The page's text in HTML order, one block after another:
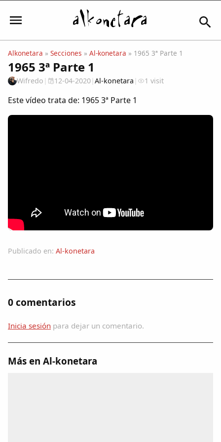
Iniciar sesión
Mi Cuenta
AlkoTV
Biblioteca
Periódico Alconétar
Idiosincrasia
Alkonetara » Secciones » Al-konetara » 1965 3ª Parte 1
1965 3ª Parte 1
Wifredo | 12-04-2020| Al-konetara | 1 visit
Este vídeo trata de: 1965 3ª Parte 1
Publicado en: Al-konetara
0 comentarios
Inicia sesión para dejar un comentario.
Más en Al-konetara